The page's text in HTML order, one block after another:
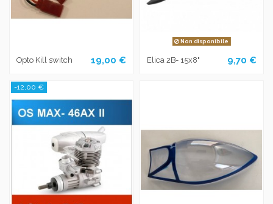
Opto Kill switch 19,00 €
Non disponibile
Elica 2B- 15x8" 9,70 €
-12,00 €